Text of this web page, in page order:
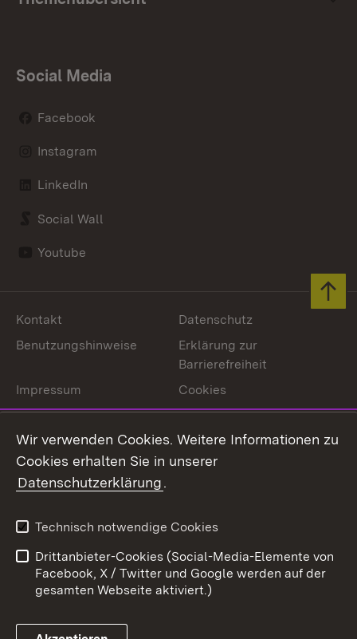
Social Media
Facebook
Instagram
LinkedIn
Social Wall
Youtube
Link zum Landesportal
Kontakt
Datenschutz
Benutzungshinweise
Erklärung zur
Barrierefreiheit
Impressum
Cookies
Wir verwenden Cookies. Weitere Informationen zu
Cookies erhalten Sie in unserer
Datenschutzerklärung.
Technisch notwendige Cookies
Drittanbieter-Cookies (Social-Media-Elemente von
Facebook, X / Twitter und Google werden auf der
gesamten Webseite aktiviert.)